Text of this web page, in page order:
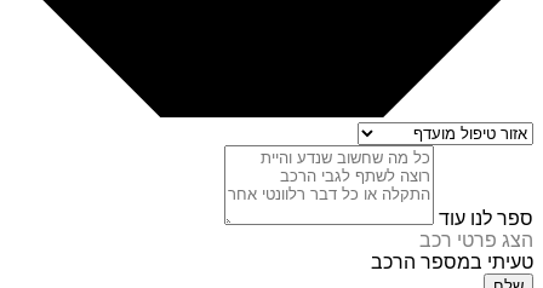
ספר לנו עוד
הצג פרטי רכב
טעיתי במספר הרכב